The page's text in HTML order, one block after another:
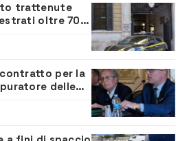
trattenute
oltre 700
per la
delle